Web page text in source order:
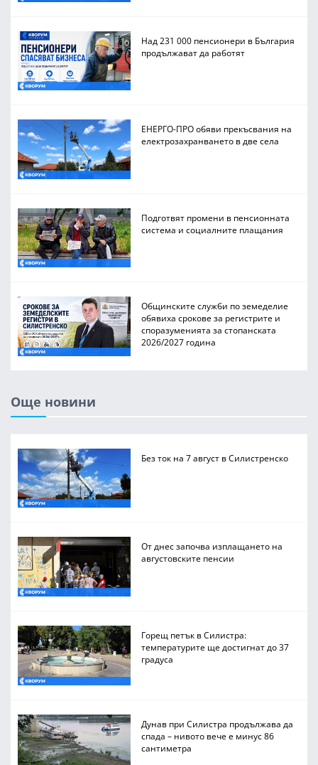
Над 231 000 пенсионери в България
продължават да работят
ЕНЕРГО-ПРО обяви прекъсвания на
електрозахранването в две села
Подготвят промени в пенсионната
система и социалните плащания
Общинските служби по земеделие
обявиха срокове за регистрите и
споразуменията за стопанската
2026/2027 година
Още новини
Без ток на 7 август в Силистренско
От днес започва изплащането на
августовските пенсии
Горещ петък в Силистра:
температурите ще достигнат до 37
градуса
Дунав при Силистра продължава да
спада – нивото вече е минус 86
сантиметра